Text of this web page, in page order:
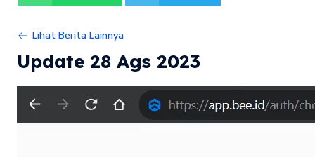
Lihat Berita Lainnya
Update 28 Ags 2023